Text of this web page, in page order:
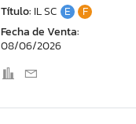
Título: IL SC E
F
Fecha de Venta:
08/06/2026